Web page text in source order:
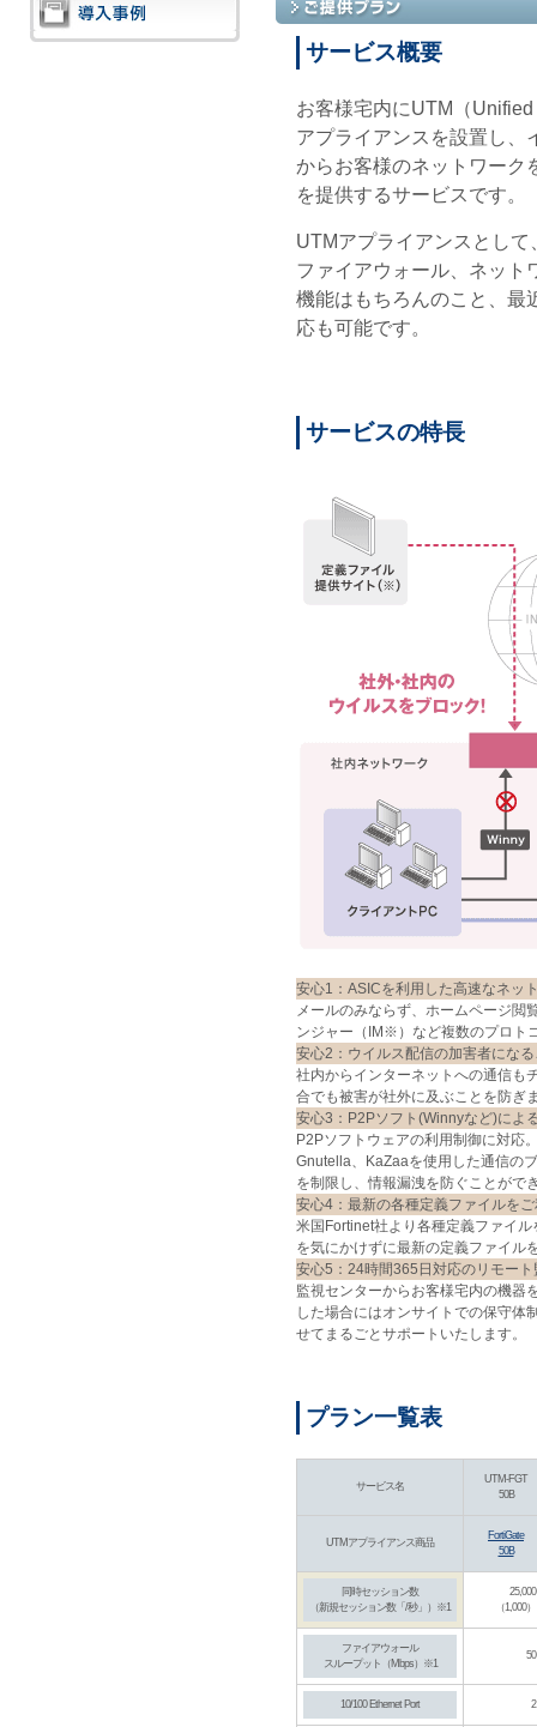
サービス概要
お客様宅内にUTM（
アプライアンスを設置し、
からお客様のネットワーク
を提供するサービスです。
UTMアプライアンスとし
ファイアウォール、ネット
機能はもちろんのこと、最
応も可能です。
サービスの特長
安心1：ASICを利用した高速なネッ
メールのみならず、ホームページ閲
ンジャー（IM※）など複数のプロト
安心2：ウイルス配信の加害者にな
社内からインターネットへの通信も
合でも被害が社外に及ぶことを防ぎ
安心3：P2Pソフト(Winnyなど)によ
P2Pソフトウェアの利用制御に対応
Gnutella、KaZaaを使用した通信の
を制限し、情報漏洩を防ぐことがで
安心4：最新の各種定義ファイルを
米国Fortinet社より各種定義ファイ
を気にかけずに最新の定義ファイル
安心5：24時間365日対応のリモー
監視センターからお客様宅内の機器
した場合にはオンサイトでの保守体
せてまるごとサポートいたします。
プラン一覧表
サービス名
UTM-FGT
50B
UTMアプライアンス商品
FortiGate
50B
同時セッション数
（新規セッション数「/秒」）※1
25,000
（1,000）
ファイアウォール
スループット（Mbps）※1
50
10/100 Ethernet Port 2